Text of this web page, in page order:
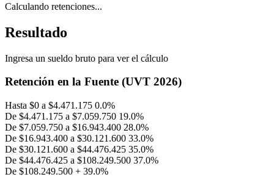
Calculando retenciones...
Resultado
Ingresa un sueldo bruto para ver el cálculo
Retención en la Fuente (UVT 2026)
Hasta $0 a $4.471.175 0.0%
De $4.471.175 a $7.059.750 19.0%
De $7.059.750 a $16.943.400 28.0%
De $16.943.400 a $30.121.600 33.0%
De $30.121.600 a $44.476.425 35.0%
De $44.476.425 a $108.249.500 37.0%
De $108.249.500 + 39.0%